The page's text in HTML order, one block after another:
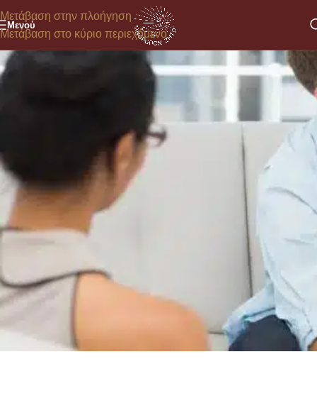
Μετάβαση στην πλοήγηση
Μετάβαση στο κύριο περιεχόμενο
Μενού